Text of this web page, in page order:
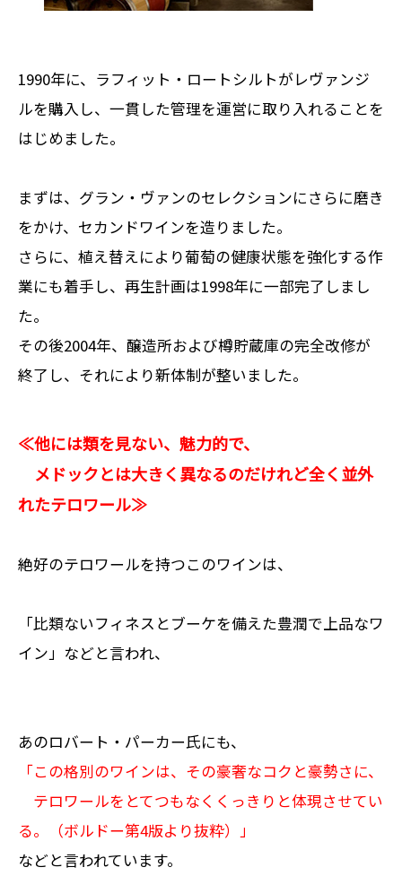
1990年に、ラフィット・ロートシルトがレヴァンジ
ルを購入し、一貫した管理を運営に取り入れることを
はじめました。
まずは、グラン・ヴァンのセレクションにさらに磨き
をかけ、セカンドワインを造りました。
さらに、植え替えにより葡萄の健康状態を強化する作
業にも着手し、再生計画は1998年に一部完了しまし
た。
その後2004年、醸造所および樽貯蔵庫の完全改修が
終了し、それにより新体制が整いました。
≪他には類を見ない、魅力的で、
メドックとは大きく異なるのだけれど全く並外
れたテロワール≫
絶好のテロワールを持つこのワインは、
「比類ないフィネスとブーケを備えた豊潤で上品なワ
イン」などと言われ、
あのロバート・パーカー氏にも、
「この格別のワインは、その豪奢なコクと豪勢さに、
テロワールをとてつもなくくっきりと体現させてい
る。（ボルドー第4版より抜粋）」
などと言われています。